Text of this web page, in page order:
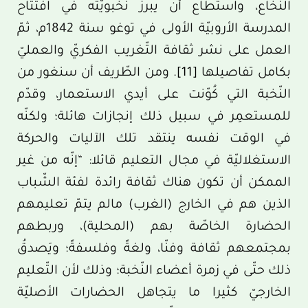
النُّخاع، واستطاع أن يبرز نخبويّته في افتتاح
المدرسة الأروبيّة الأولى في توغو سنة 1842م، ثمّ
العمل على نشر ثقافة التّغريب الفكريّ والعمليّ
بكامل تفاصيلها [11]
. ومن الطّريف أن سنغور من
النّخبة التي كُوّنت على أيدي الاستعمار، وقدّم
للمستعمِر في سبيل ذلك إنجازات هائلة؛ ولكنّه
في الوقت نفسه ينتقد تلك الآليات والحركة
الاستغلاليّة في مجال التعليم قائلا: “إنّه من غير
الممكن أن تكون هناك ثقافة رائدة لفئة الشّباب
الذين هم في الخارج (الغرب) مالم يتمّ تعليمهم
الحضارة الخاصّة بهم (المحلية)، وربطهم
بمجتمعهم ثقافة وفنّا، ولغةً وفلسفةً؛ ويَصدقُ
ذلك حتّى في زمرة أعضاء النّخبة؛ وذلك لأن التّعليم
الخارجيّ كثيرا ما يتجاهل الحضارات الأصليّة